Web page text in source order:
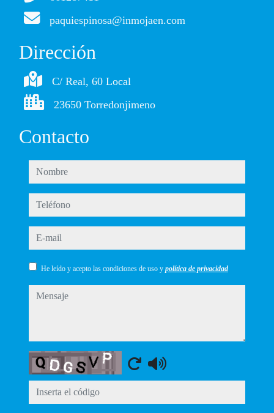
paquiespinosa@inmojaen.com
Dirección
C/ Real, 60 Local
23650 Torredonjimeno
Contacto
nombre
teléfono
e-mail
He leído y acepto las condiciones de uso y política de privacidad
mensaje
Captcha